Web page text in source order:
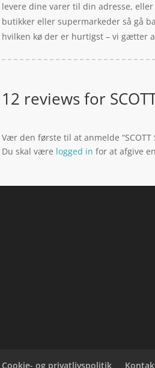
levere dine varer til din adresse,
butikker eller supermarkeder så gå
hvilken kø der er hurtigst – vi gætter
12 reviews for
Vær den første til at anmelde “SCOTT
Du skal være logged in for at afgive
Cookie- og privatlivspolitik